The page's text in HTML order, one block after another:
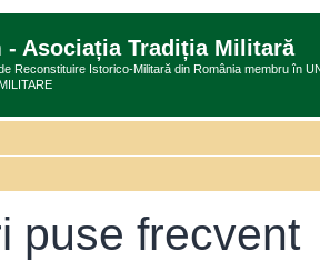
- Asociația Tradiția Militară
Reconstituire Istorico-Militară din România membru în
puse frecvent